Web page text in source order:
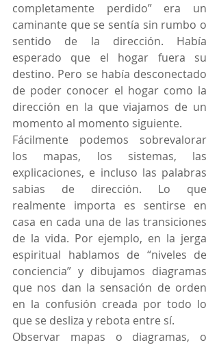
completamente perdido” era un
caminante que se sentía sin rumbo o
sentido de la dirección. Había
esperado que el hogar fuera su
destino. Pero se había desconectado
de poder conocer el hogar como la
dirección en la que viajamos de un
momento al momento siguiente.
Fácilmente podemos sobrevalorar
los mapas, los sistemas, las
explicaciones, e incluso las palabras
sabias de dirección. Lo que
realmente importa es sentirse en
casa en cada una de las transiciones
de la vida. Por ejemplo, en la jerga
espiritual hablamos de “niveles de
conciencia” y dibujamos diagramas
que nos dan la sensación de orden
en la confusión creada por todo lo
que se desliza y rebota entre sí.
Observar mapas o diagramas, o